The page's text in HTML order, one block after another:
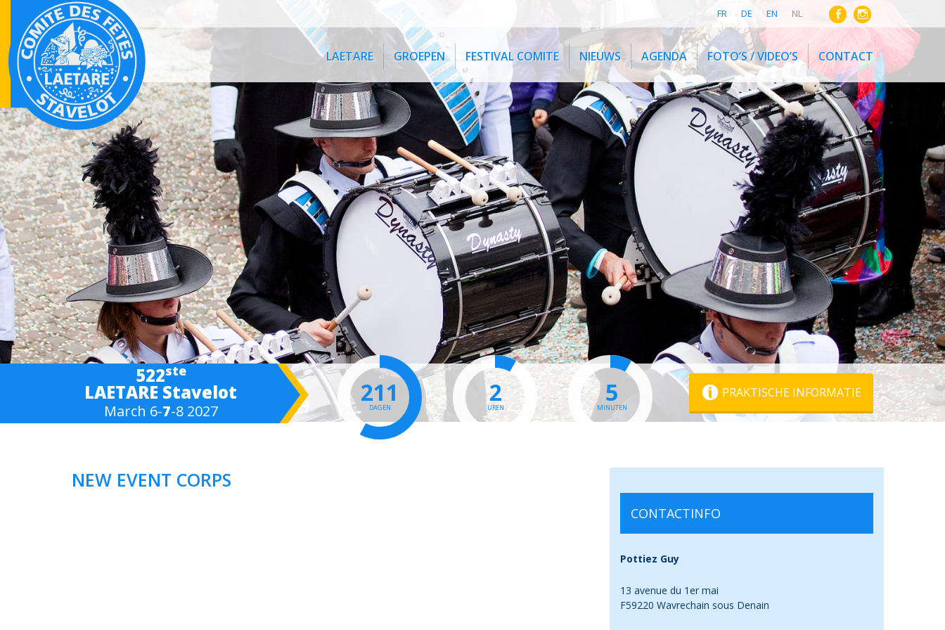
FR DE EN NL
LAETARE GROEPEN FESTIVAL COMITE NIEUWS AGENDA FOTO’S / VIDEO’S CONTACT
522ste
LAETARE Stavelot
March 6-7-8 2027
211
DAGEN
2
UREN
5
MINUTEN
PRAKTISCHE INFORMATIE
NEW EVENT CORPS
CONTACTINFO
Pottiez Guy
13 avenue du 1er mai
F59220 Wavrechain sous Denain